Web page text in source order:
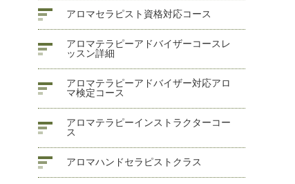
アロマセラピスト資格対応コース
アロマテラピーアドバイザーコースレ
ッスン詳細
アロマテラピーアドバイザー対応アロ
マ検定コース
アロマテラピーインストラクターコー
ス
アロマハンドセラピストクラス